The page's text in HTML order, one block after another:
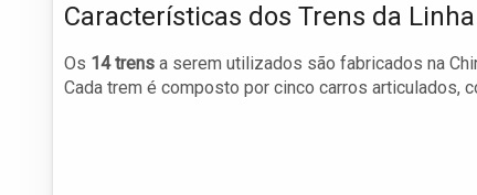
Características dos Trens da
Os 14 trens a serem utilizados são fabricados na
Cada trem é composto por cinco carros articulados,